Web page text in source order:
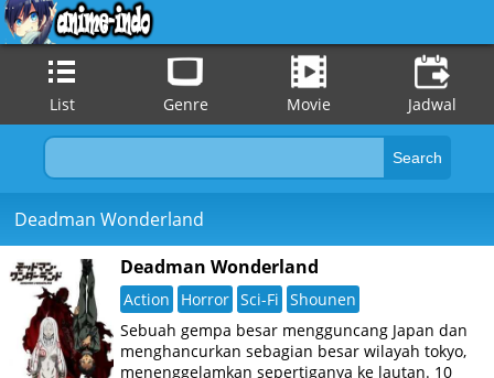
List Genre Movie Jadwal
Deadman Wonderland
Deadman Wonderland
Action Horror Sci-Fi Shounen
Sebuah gempa besar mengguncang Japan dan
menghancurkan sebagian besar wilayah tokyo,
menenggelamkan sepertiganya ke lautan. 10